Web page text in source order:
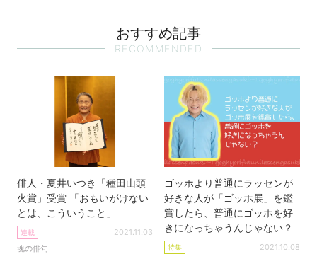
おすすめ記事
RECOMMENDED
俳人・夏井いつき「種田山頭
火賞」受賞 「おもいがけない
とは、こういうこと」
連載
魂の俳句
2021.11.03
ゴッホより普通にラッセンが
好きな人が「ゴッホ展」を鑑
賞したら、普通にゴッホを好
きになっちゃうんじゃない？
特集 2021.10.08